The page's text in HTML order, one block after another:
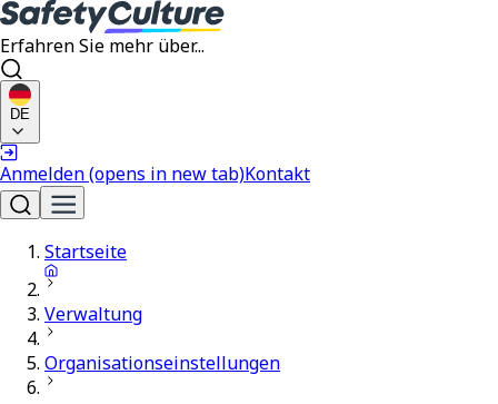
Erfahren Sie mehr über...
DE
Anmelden(opens in new tab)Kontakt
Startseite
Verwaltung
Organisationseinstellungen